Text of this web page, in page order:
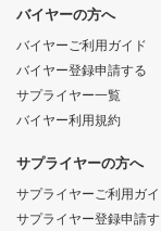
バイヤーの方へ
バイヤーご利用ガイド
バイヤー登録申請する
サプライヤー一覧
バイヤー利用規約
サプライヤーの方へ
サプライヤーご利用ガイ
サプライヤー登録申請す